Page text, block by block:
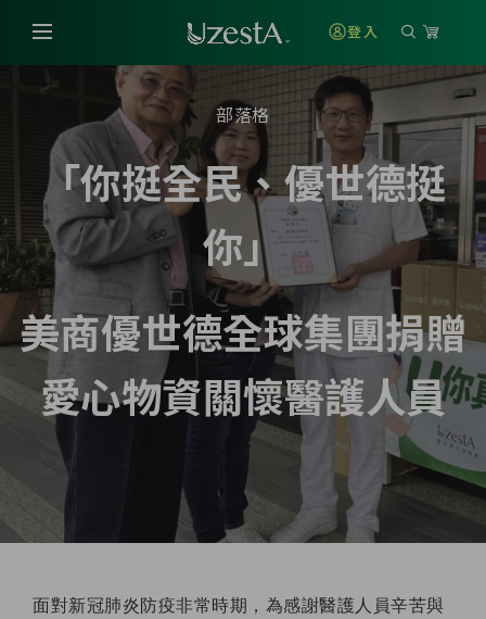
登入
部落格
「你挺全民、優世德挺
你」
美商優世德全球集團捐贈
愛心物資關懷醫護人員
面對新冠肺炎防疫非常時期，為感謝醫護人員辛苦與